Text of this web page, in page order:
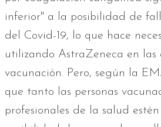
inferior" a la posibilidad de
del Covid-19, lo que hace
utilizando AstraZeneca en las
vacunación. Pero, según la
que tanto las personas
profesionales de la salud